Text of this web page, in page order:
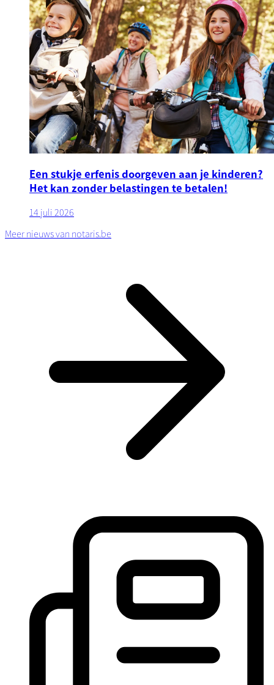
Een stukje erfenis doorgeven aan je kinderen?
Het kan zonder belastingen te betalen!
14 juli 2026
Meer nieuws van notaris.be